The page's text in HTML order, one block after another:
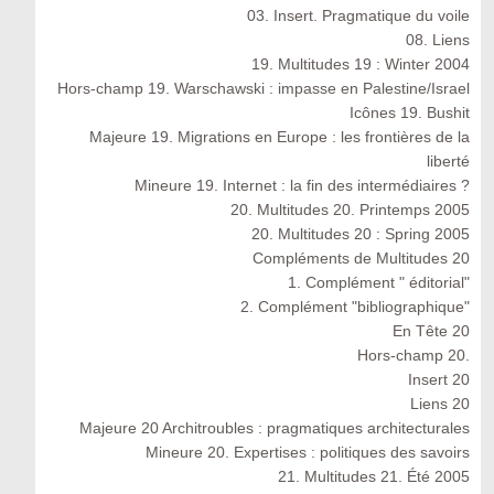
03. Insert. Pragmatique du voile
08. Liens
19. Multitudes 19 : Winter 2004
Hors-champ 19. Warschawski : impasse en Palestine/Israel
Icônes 19. Bushit
Majeure 19. Migrations en Europe : les frontières de la
liberté
Mineure 19. Internet : la fin des intermédiaires ?
20. Multitudes 20. Printemps 2005
20. Multitudes 20 : Spring 2005
Compléments de Multitudes 20
1. Complément " éditorial"
2. Complément "bibliographique"
En Tête 20
Hors-champ 20.
Insert 20
Liens 20
Majeure 20 Architroubles : pragmatiques architecturales
Mineure 20. Expertises : politiques des savoirs
21. Multitudes 21. Été 2005